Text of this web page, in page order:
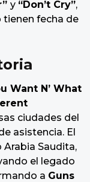
y “Don’t Cry”,
fecha de
Want N’ What
ciudades del
asistencia. El
Saudita,
el legado
a Guns